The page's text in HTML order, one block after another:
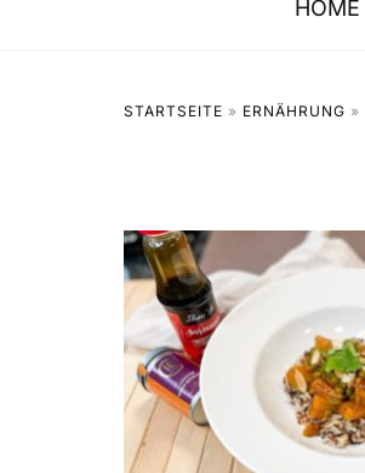
HOME
STARTSEITE » ERNÄHRUNG »